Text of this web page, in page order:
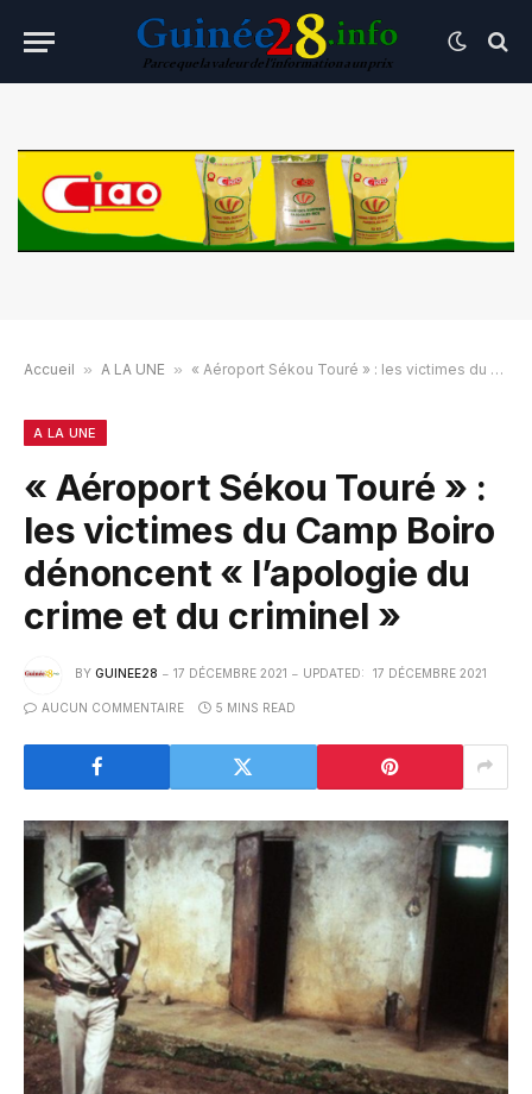
Accueil » A LA UNE » « Aéroport Sékou Touré » : les victimes du Camp Boiro dénoncent « l’apologie du crime et du criminel »
A LA UNE
« Aéroport Sékou Touré » :
les victimes du Camp Boiro
dénoncent « l’apologie du
crime et du criminel »
BY GUINEE28 17 DÉCEMBRE 2021 UPDATED: 17 DÉCEMBRE 2021
AUCUN COMMENTAIRE 5 MINS READ